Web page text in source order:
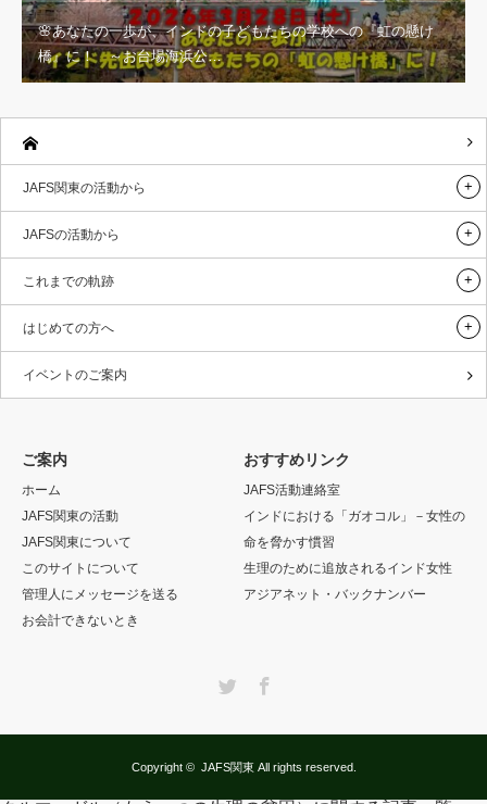
🌸あなたの一歩が、インドの子どもたちの学校への『虹の懸け
橋』に！ ～お台場海浜公…
JAFS関東の活動から
JAFSの活動から
これまでの軌跡
はじめての方へ
イベントのご案内
ご案内
ホーム
JAFS関東の活動
JAFS関東について
このサイトについて
管理人にメッセージを送る
お会計できないとき
おすすめリンク
JAFS活動連絡室
インドにおける「ガオコル」－女性の
命を脅かす慣習
生理のために追放されるインド女性
アジアネット・バックナンバー
Copyright © JAFS関東All rights reserved.